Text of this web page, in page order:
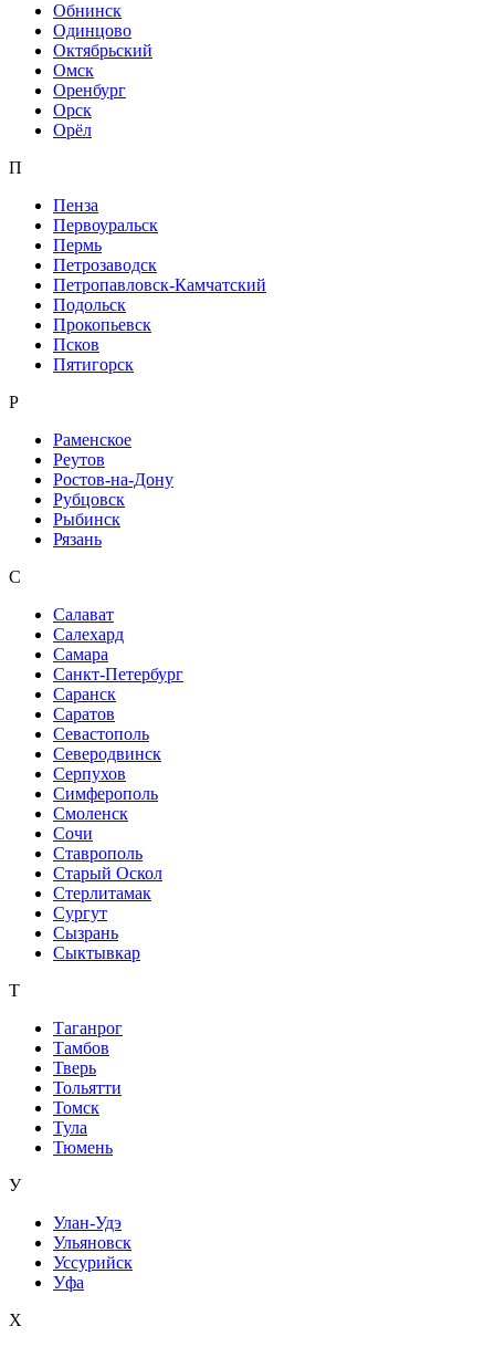
Обнинск
Одинцово
Октябрьский
Омск
Оренбург
Орск
Орёл
П
Пенза
Первоуральск
Пермь
Петрозаводск
Петропавловск-Камчатский
Подольск
Прокопьевск
Псков
Пятигорск
Р
Раменское
Реутов
Ростов-на-Дону
Рубцовск
Рыбинск
Рязань
С
Салават
Салехард
Самара
Санкт-Петербург
Саранск
Саратов
Севастополь
Северодвинск
Серпухов
Симферополь
Смоленск
Сочи
Ставрополь
Старый Оскол
Стерлитамак
Сургут
Сызрань
Сыктывкар
Т
Таганрог
Тамбов
Тверь
Тольятти
Томск
Тула
Тюмень
У
Улан-Удэ
Ульяновск
Уссурийск
Уфа
Х